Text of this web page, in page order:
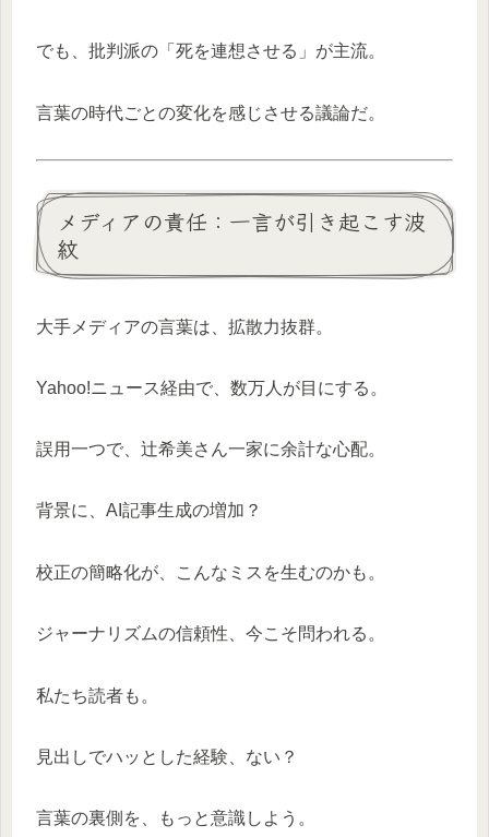
でも、批判派の「死を連想させる」が主流。
言葉の時代ごとの変化を感じさせる議論だ。
メディアの責任：一言が引き起こす波
紋
大手メディアの言葉は、拡散力抜群。
Yahoo!ニュース経由で、数万人が目にする。
誤用一つで、辻希美さん一家に余計な心配。
背景に、AI記事生成の増加？
校正の簡略化が、こんなミスを生むのかも。
ジャーナリズムの信頼性、今こそ問われる。
私たち読者も。
見出しでハッとした経験、ない？
言葉の裏側を、もっと意識しよう。